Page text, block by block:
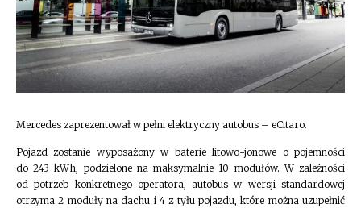
Mercedes zaprezentował w pełni elektryczny autobus – eCitaro.
Pojazd zostanie wyposażony w baterie litowo-jonowe o pojemności
do 243 kWh, podzielone na maksymalnie 10 modułów. W zależności
od potrzeb konkretnego operatora, autobus w wersji standardowej
otrzyma 2 moduły na dachu i 4 z tyłu pojazdu, które można uzupełnić